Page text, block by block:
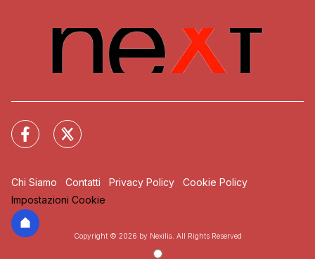
Chi Siamo Contatti Privacy Policy
Cookie Policy
Impostazioni Cookie
Copyright © 2026 by Nexilia. All Rights Reserved